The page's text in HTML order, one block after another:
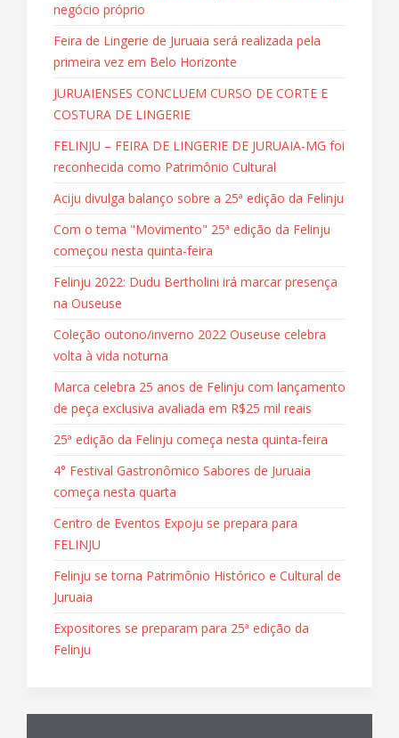
negócio próprio
Feira de Lingerie de Juruaia será realizada pela
primeira vez em Belo Horizonte
JURUAIENSES CONCLUEM CURSO DE CORTE E
COSTURA DE LINGERIE
FELINJU – FEIRA DE LINGERIE DE JURUAIA-MG foi
reconhecida como Patrimônio Cultural
Aciju divulga balanço sobre a 25ª edição da Felinju
Com o tema "Movimento" 25ª edição da Felinju
começou nesta quinta-feira
Felinju 2022: Dudu Bertholini irá marcar presença
na Ouseuse
Coleção outono/inverno 2022 Ouseuse celebra
volta à vida noturna
Marca celebra 25 anos de Felinju com lançamento
de peça exclusiva avaliada em R$25 mil reais
25ª edição da Felinju começa nesta quinta-feira
4° Festival Gastronômico Sabores de Juruaia
começa nesta quarta
Centro de Eventos Expoju se prepara para
FELINJU
Felinju se torna Patrimônio Histórico e Cultural de
Juruaia
Expositores se preparam para 25ª edição da
Felinju